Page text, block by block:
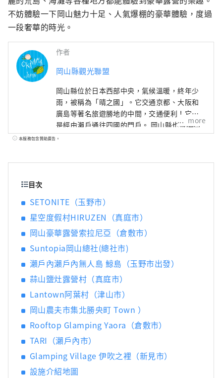
不妨體驗一下岡山魅力十足、人氣爆棚的豪華體驗，度過
一段奢華的時光。
作者
岡山縣觀光聯盟
岡山縣位於日本西部中央，氣候溫暖​​，終年少
雨，被稱為「晴之國」。它交通京都、大阪和
廣島等著名旅遊勝地的中間，交通便利！它也
是經由瀨戶通往四國的門戶。 岡山縣也被稱為
“水果岡山”，在瀨戶內溫暖的氣候下，陽光
地區！
more
本服務包含贊助廣告。
目次
SETONITE（玉野市）
星空度假村HIRUZEN（真庭市）
岡山豪華露營索拉尼亞（倉敷市）
Suntopia岡山總社(總社市)
瀨戶內瀨戶內無人島 鯨島（玉野市出發）
蒜山鹽灶露營村（真庭市）
Lantown阿葉村（津山市）
岡山農夫市集北勝央町 Town ）
Rooftop Glamping Yaora（倉敷市）
TARI（瀨戶內市）
Glamping Village 伊吹之裡（新見市）
設施介紹地圖